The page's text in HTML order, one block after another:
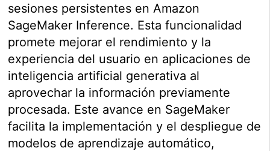
sesiones persistentes en Amazon
SageMaker Inference. Esta funcionalidad
promete mejorar el rendimiento y la
experiencia del usuario en aplicaciones de
inteligencia artificial generativa al
aprovechar la información previamente
procesada. Este avance en SageMaker
facilita la implementación y el despliegue de
modelos de aprendizaje automático,